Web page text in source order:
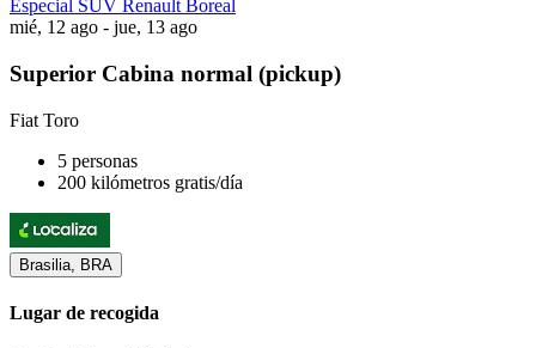
Especial SUV Renault Boreal
mié, 12 ago - jue, 13 ago
Superior Cabina normal (pickup)
Fiat Toro
5 personas
200 kilómetros gratis/día
Brasilia, BRA
Lugar de recogida